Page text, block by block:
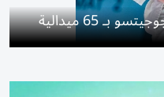
65 ميدالية